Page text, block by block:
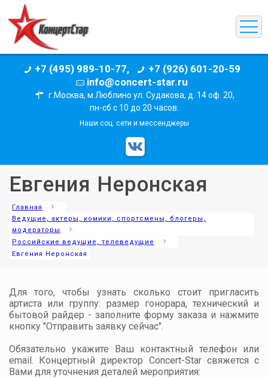
+7 (495) 989-10-77,
+7 (926) 601-20-59
info@concert-star.ru
г.Москва, м.Люблино ул. Судакова, д. 14 оф. 20,
пн-сб с 10 до 20 часов.
Наши соц. сети и мессенджеры
Евгения Неронская
Главная
Ведущие, актеры, комики, спортсмены, блогеры,
модераторы
Российские ведущие, телеведущие
Евгения Неронская
Для того, чтобы узнать сколько стоит пригласить
артиста или группу: размер гонорара, технический и
бытовой райдер - заполните форму заказа и нажмите
кнопку "Отправить заявку сейчас".
Обязательно укажите Ваш контактный телефон или
email. Концертный директор Concert-Star свяжется с
Вами для уточнения деталей мероприятия: